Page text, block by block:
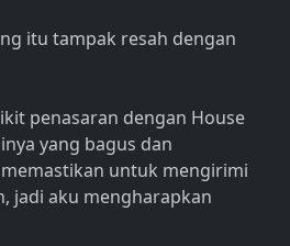
itu tampak resah dengan
penasaran dengan House
yang bagus dan
untuk mengirimi
jadi aku mengharapkan